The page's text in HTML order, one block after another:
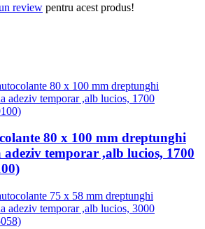
review pentru acest produs!
80 x 100 mm dreptunghi
temporar ,alb lucios, 1700